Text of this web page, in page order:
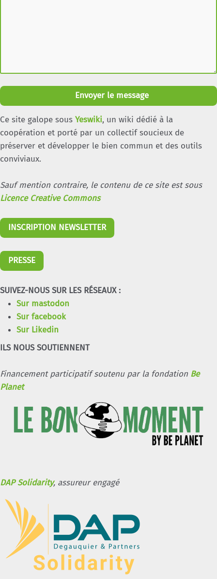
Envoyer le message
Ce site galope sous Yeswiki, un wiki dédié à la
coopération et porté par un collectif soucieux de
préserver et développer le bien commun et des outils
conviviaux.
Sauf mention contraire, le contenu de ce site est sous
Licence Creative Commons
INSCRIPTION NEWSLETTER
PRESSE
SUIVEZ-NOUS SUR LES RÉSEAUX :
Sur mastodon
Sur facebook
Sur Likedin
ILS NOUS SOUTIENNENT
Financement participatif soutenu par la fondation Be
Planet
DAP Solidarity, assureur engagé